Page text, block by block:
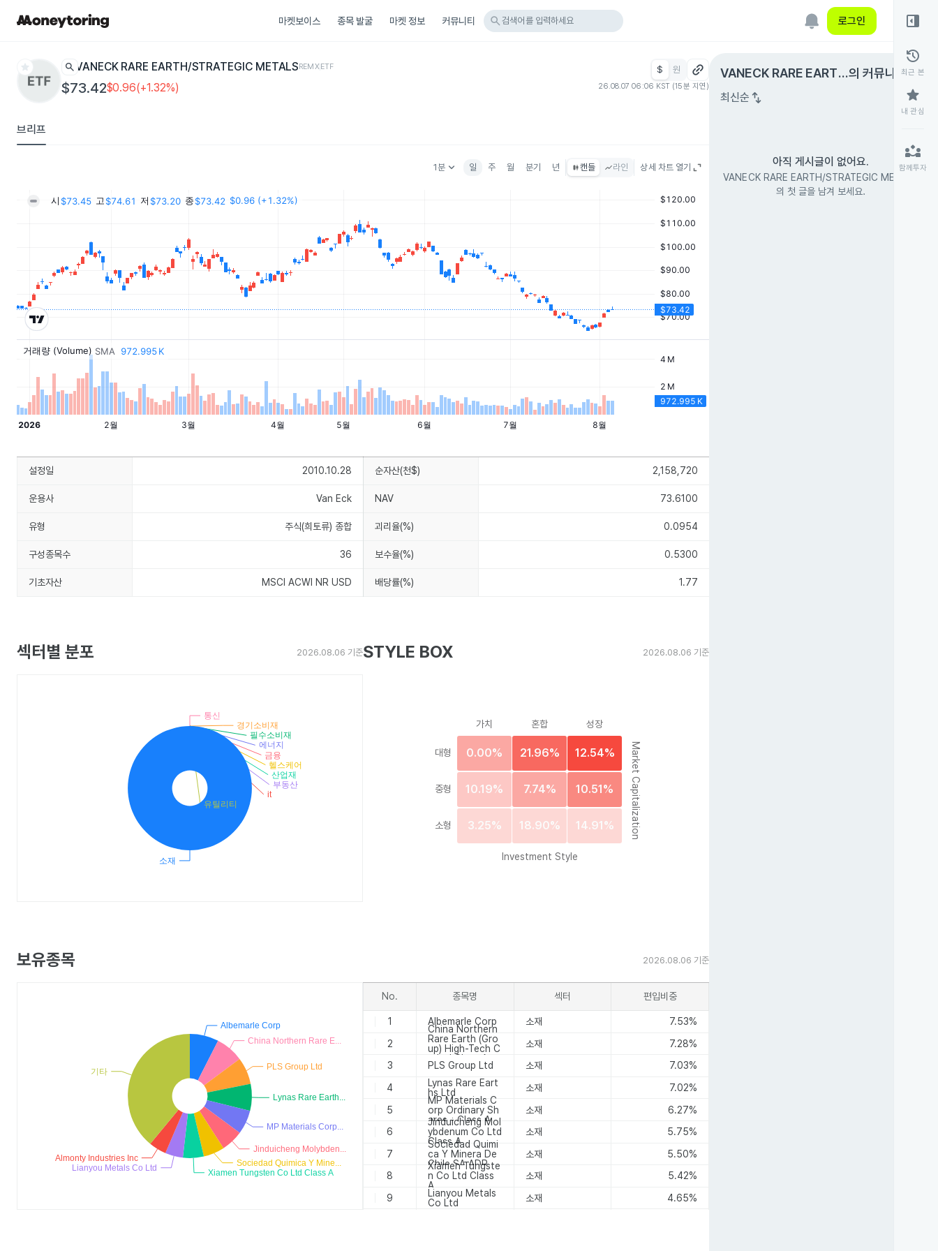
마켓보이스 종목 발굴 마켓 정보 커뮤니티 search 검색어를 입력하세요 로그인
star search VANECK RARE EARTH/STRATEGIC METALSREMXETF
$73.42$0.96(+1.32%)
$ 원
26.08.07 06:06 KST (15분 지연)
브리프
1분keyboard_arrow_down 일 주 월 분기 년 캔들 라인 상세 차트 열기
VANECK RARE EART
H/STRATEGIC METAL
의 커뮤니티expand_circle_right
최신순 swap_vert
아직 게시글이 없어요.
VANECK RARE EARTH/STRATEGIC METALS
의 첫 글을 남겨 보세요.
right_panel_open
history
최근 본
star
내 관심
partner_exchange
함께투자